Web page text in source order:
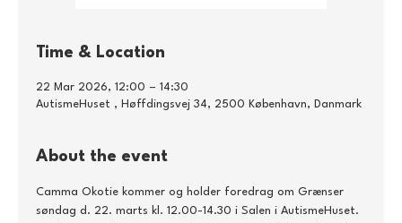
Time & Location
22 Mar 2026, 12:00 – 14:30
AutismeHuset , Høffdingsvej 34, 2500 København, Danmark
About the event
Camma Okotie kommer og holder foredrag om Grænser
søndag d. 22. marts kl. 12.00-14.30 i Salen i AutismeHuset.